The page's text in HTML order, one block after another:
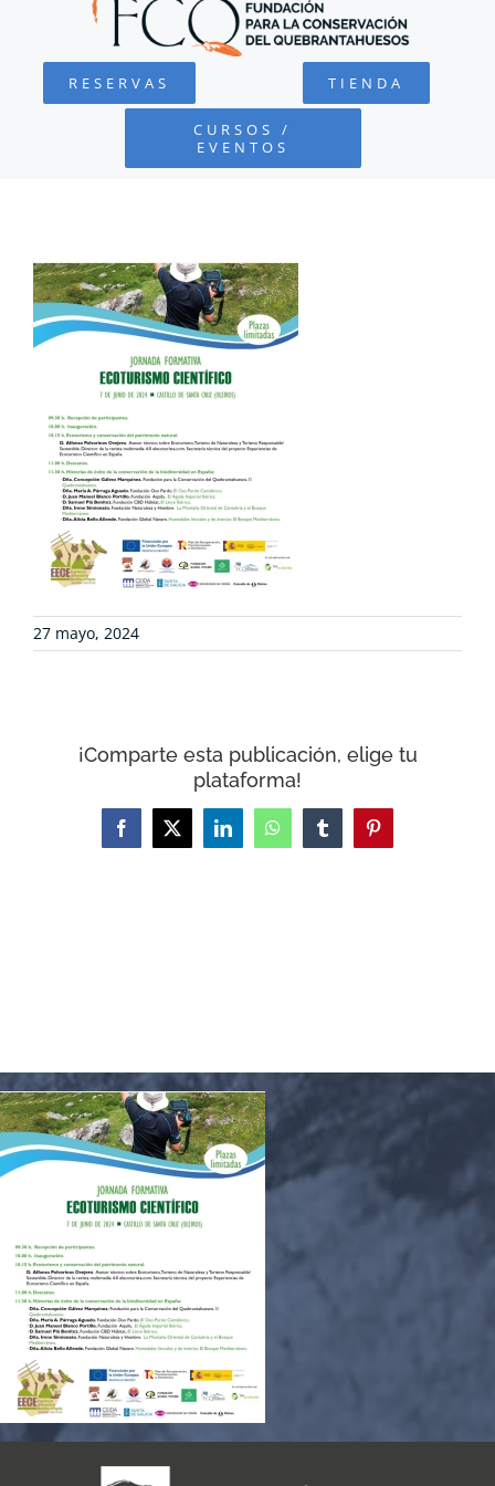
QUEBRANTAHUESOS
FUNDACIÓN
COLABORA
RECURSOS
NOTICIAS
CONTACTO
RESERVAS TIENDA
CURSOS /
EVENTOS
27 mayo, 2024
¡Comparte esta publicación, elige tu
plataforma!
Facebook
X LinkedInWhatsAppTumblrPinterest